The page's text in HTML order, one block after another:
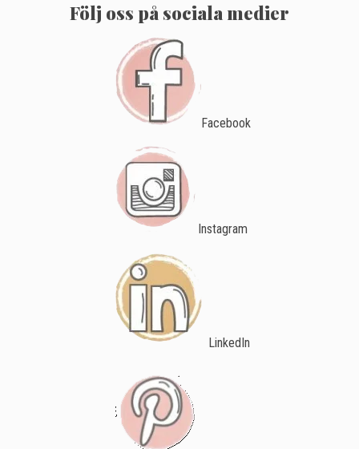
Följ oss på sociala medier
Facebook
Instagram
LinkedIn